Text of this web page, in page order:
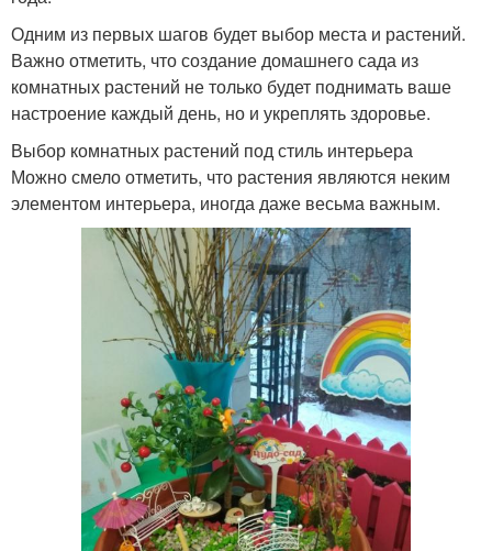
Одним из первых шагов будет выбор места и растений.
Важно отметить, что создание домашнего сада из
комнатных растений не только будет поднимать ваше
настроение каждый день, но и укреплять здоровье.
Выбор комнатных растений под стиль интерьера
Можно смело отметить, что растения являются неким
элементом интерьера, иногда даже весьма важным.